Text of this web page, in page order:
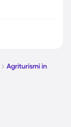
Agriturismi in